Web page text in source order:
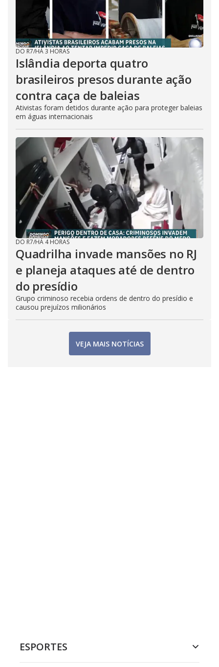
DO R7/HÁ 3 HORAS
Islândia deporta quatro
brasileiros presos durante ação
contra caça de baleias
Ativistas foram detidos durante ação para proteger baleias
em águas internacionais
DO R7/HÁ 4 HORAS
Quadrilha invade mansões no RJ
e planeja ataques até de dentro
do presídio
Grupo criminoso recebia ordens de dentro do presídio e
causou prejuízos milionários
VEJA MAIS NOTÍCIAS
ESPORTES